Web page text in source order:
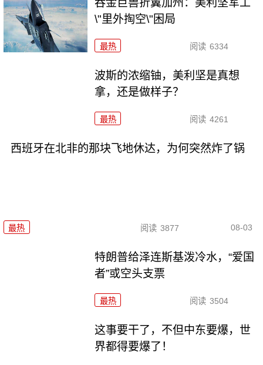
吞金巨兽折翼加州：美利坚军工
\"里外掏空\"困局
最热 阅读 6334
波斯的浓缩铀，美利坚是真想
拿，还是做样子？
最热 阅读 4261
西班牙在北非的那块飞地休达，为何突然炸了锅
最热 阅读 3877 08-03
特朗普给泽连斯基泼冷水，“爱国
者”或空头支票
最热 阅读 3504
这事要干了，不但中东要爆，世
界都得要爆了！